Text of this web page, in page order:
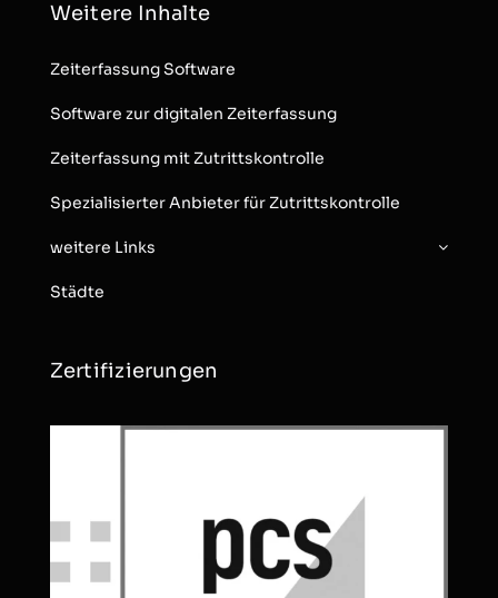
Weitere Inhalte
Zeiterfassung Software
Software zur digitalen Zeiterfassung
Zeiterfassung mit Zutrittskontrolle
Spezialisierter Anbieter für Zutrittskontrolle
weitere Links
Städte
Zertifizierungen